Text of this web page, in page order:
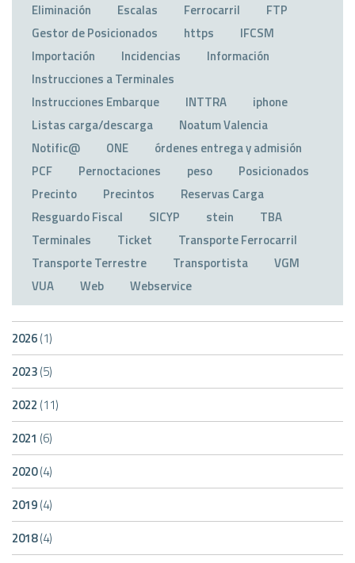
Eliminación
Escalas Ferrocarril
FTP
Gestor de Posicionados
https
IFCSM
Importación
Incidencias
Información
Instrucciones a Terminales
Instrucciones Embarque
INTTRA
iphone
Listas carga/descarga
Noatum Valencia
Notific@
ONE
órdenes entrega y admisión
PCF
Pernoctaciones peso
Posicionados
Precinto
Precintos
Reservas Carga
Resguardo Fiscal
SICYP stein
TBA
Terminales
Ticket
Transporte Ferrocarril
Transporte Terrestre
Transportista
VGM
VUA
Web Webservice
2026(1)
2023(5)
2022 (11)
2021 (6)
2020(4)
2019(4)
2018(4)